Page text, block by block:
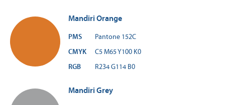
Mandiri Orange
PMS
Pantone 152C
CMYK
C5 M65 Y100 K0
RGB
R234 G114 B0
Mandiri Grey